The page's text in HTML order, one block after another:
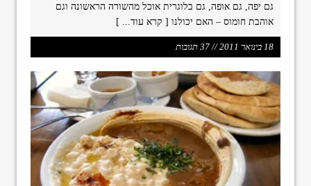
גם יפה, גם אופה, גם בלוגרית אוכל מהשורה הראשונה וגם
אוהבת חומוס – האם יכולנו [ קרא עוד... ]
18 בינואר 2011 // 37 תגובות